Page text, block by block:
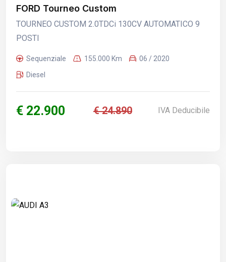
FORD Tourneo Custom
TOURNEO CUSTOM 2.0TDCi 130CV AUTOMATICO 9
POSTI
Sequenziale 155.000 Km
06 / 2020
Diesel
€ 22.900 € 24.890 IVA Deducibile